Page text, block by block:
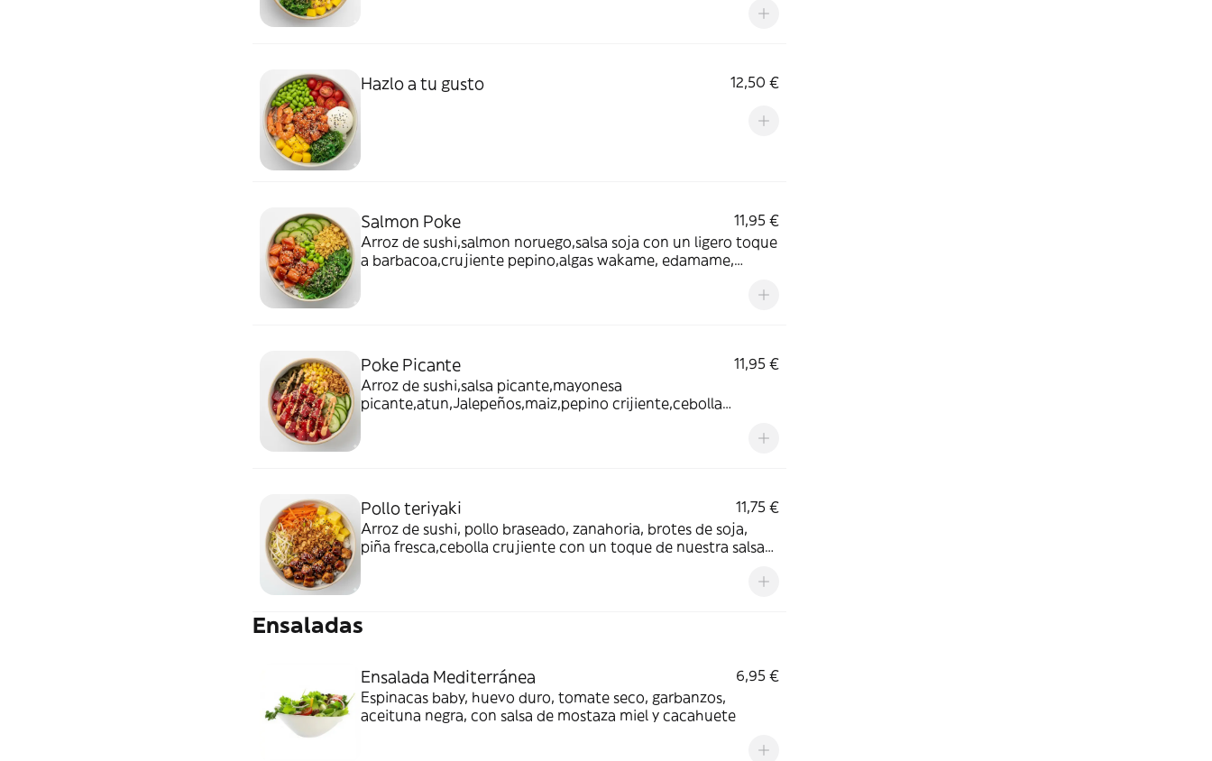
Hazlo a tu gusto 12,50 €
Salmon Poke
11,95 €
Arroz de sushi,salmon noruego,salsa soja con un ligero toque
a barbacoa,crujiente pepino,algas wakame, edamame,
Poke Picante
11,95 €
Arroz de sushi,salsa picante,mayonesa
picante,atun,Jalepeños,maiz,pepino crijiente,cebolla
Pollo teriyaki
11,75 €
Arroz de sushi, pollo braseado, zanahoria, brotes de soja,
piña fresca,cebolla crujiente con un toque de nuestra salsa
Ensaladas
Ensalada Mediterránea
6,95 €
Espinacas baby, huevo duro, tomate seco, garbanzos,
aceituna negra, con salsa de mostaza miel y cacahuete